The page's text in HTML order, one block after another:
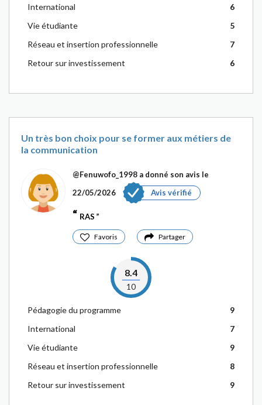
International
6
Vie étudiante
5
Réseau et insertion professionnelle
7
Retour sur investissement
6
Un très bon choix pour se former aux métiers de
la communication
@Fenuwofo_1998 a donné son avis le
22/05/2026
Avis vérifié
RAS
Favoris Partager
8.4
10
Pédagogie du programme
9
International
7
Vie étudiante
9
Réseau et insertion professionnelle
8
Retour sur investissement
9